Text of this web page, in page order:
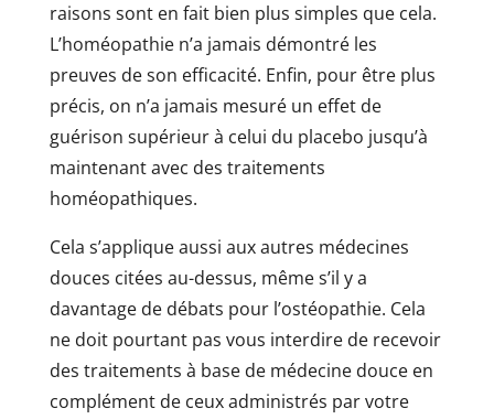
raisons sont en fait bien plus simples que cela.
L’homéopathie n’a jamais démontré les
preuves de son efficacité. Enfin, pour être plus
précis, on n’a jamais mesuré un effet de
guérison supérieur à celui du placebo jusqu’à
maintenant avec des traitements
homéopathiques.
Cela s’applique aussi aux autres médecines
douces citées au-dessus, même s’il y a
davantage de débats pour l’ostéopathie. Cela
ne doit pourtant pas vous interdire de recevoir
des traitements à base de médecine douce en
complément de ceux administrés par votre